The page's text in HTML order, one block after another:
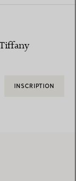
INSCRIPTION